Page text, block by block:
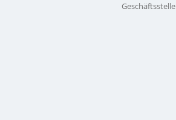
Geschäftsstelle